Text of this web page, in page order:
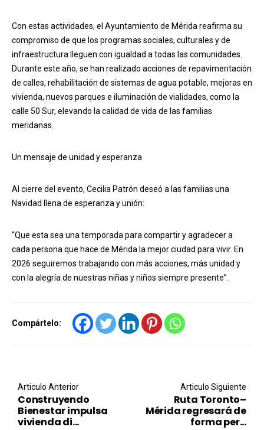
Con estas actividades, el Ayuntamiento de Mérida reafirma su
compromiso de que los programas sociales, culturales y de
infraestructura lleguen con igualdad a todas las comunidades.
Durante este año, se han realizado acciones de repavimentación
de calles, rehabilitación de sistemas de agua potable, mejoras en
vivienda, nuevos parques e iluminación de vialidades, como la
calle 50 Sur, elevando la calidad de vida de las familias
meridanas.
Un mensaje de unidad y esperanza
Al cierre del evento, Cecilia Patrón deseó a las familias una
Navidad llena de esperanza y unión:
“Que esta sea una temporada para compartir y agradecer a
cada persona que hace de Mérida la mejor ciudad para vivir. En
2026 seguiremos trabajando con más acciones, más unidad y
con la alegría de nuestras niñas y niños siempre presente”.
Compártelo:
Post navigation
Articulo Anterior
Construyendo
Bienestar impulsa
vivienda di...
Articulo Siguiente
Ruta Toronto–
Mérida regresará de
forma per...